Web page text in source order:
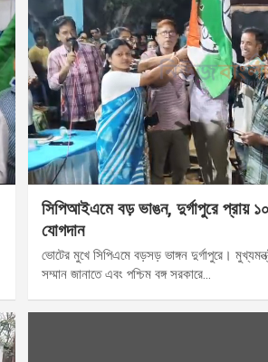
সিপিআইএমে বড় ভাঙন, দুর্গাপুরে প্রায়
যোগদান
ভোটের মুখে সিপিএমে বড়সড় ভাঙ্গন দুর্গাপুরে।
সম্মান জানাতে এবং পশ্চিম বঙ্গ সরকারে…